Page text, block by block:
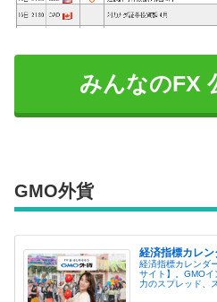
みんなのFX
GMO外貨
経済指標カレ
経済指標カレンダ
サイト】。GMO
力のスプレッド、